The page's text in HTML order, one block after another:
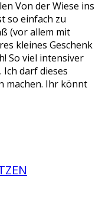
Von der Wiese ins
so einfach zu
(vor allem mit
kleines Geschenk
So viel intensiver
darf dieses
machen. Ihr könnt